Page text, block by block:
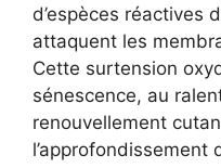
d’espèces réactives
attaquent les
Cette surtension
sénescence, au
renouvellement
l’approfondissement